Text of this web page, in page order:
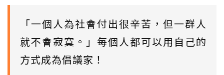
「一個人為社會付出很辛苦，但一群人
就不會寂寞。」每個人都可以用自己的
方式成為倡議家！